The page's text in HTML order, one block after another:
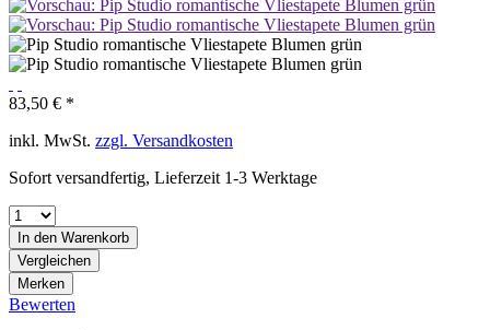
83,50 € *
inkl. MwSt. zzgl. Versandkosten
Sofort versandfertig, Lieferzeit 1-3 Werktage
In den Warenkorb
Vergleichen
Merken
Bewerten